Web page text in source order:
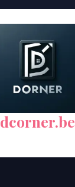
dcorner.be